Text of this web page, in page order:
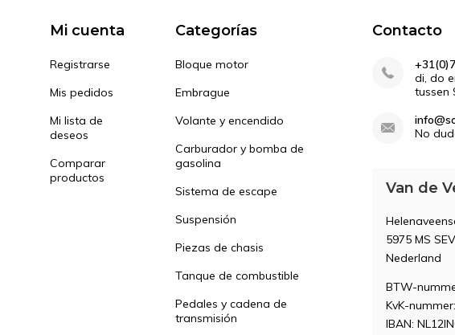
Mi cuenta
Registrarse
Mis pedidos
Mi lista de
deseos
Comparar
productos
Categorías
Bloque motor
Embrague
Volante y encendido
Carburador y bomba de
gasolina
Sistema de escape
Suspensión
Piezas de chasis
Tanque de combustible
Pedales y cadena de
transmisión
Contacto
di, do
tussen
No
Van de
5975 MS
Nederland
BTW-
KvK-
IBAN: